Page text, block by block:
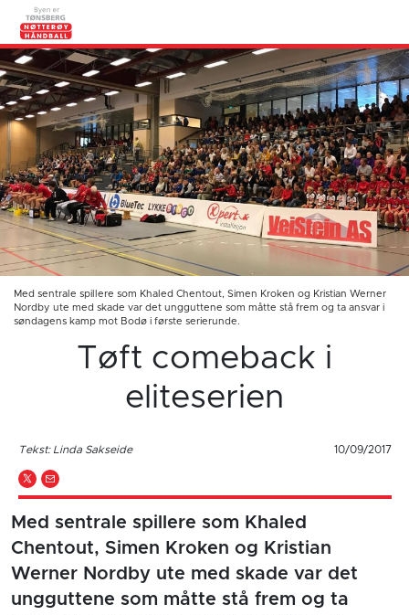
Med sentrale spillere som Khaled Chentout, Simen Kroken og Kristian Werner
Nordby ute med skade var det ungguttene som måtte stå frem og ta ansvar i
søndagens kamp mot Bodø i første serierunde.
Tøft comeback i
eliteserien
Tekst: Linda Sakseide 10/09/2017
Med sentrale spillere som Khaled
Chentout, Simen Kroken og Kristian
Werner Nordby ute med skade var det
ungguttene som måtte stå frem og ta